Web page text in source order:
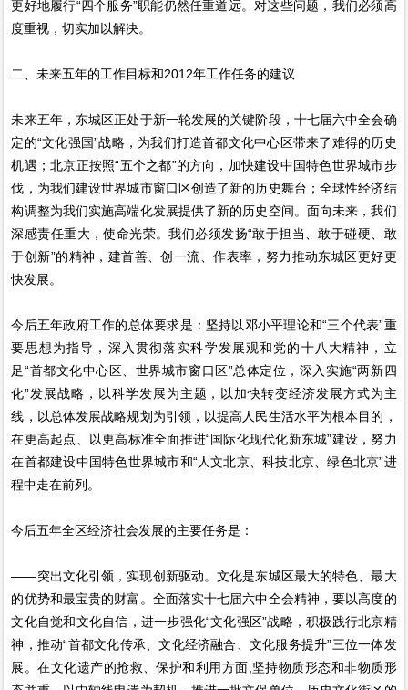
更好地履行“四个服务”职能仍然任重道远。对这些问题，我们必须高
度重视，切实加以解决。
二、未来五年的工作目标和2012年工作任务的建议
未来五年，东城区正处于新一轮发展的关键阶段，十七届六中全会确
定的“文化强国”战略，为我们打造首都文化中心区带来了难得的历史
机遇；北京正按照“五个之都”的方向，加快建设中国特色世界城市步
伐，为我们建设世界城市窗口区创造了新的历史舞台；全球性经济结
构调整为我们实施高端化发展提供了新的历史空间。面向未来，我们
深感责任重大，使命光荣。我们必须发扬“敢于担当、敢于碰硬、敢
于创新”的精神，建首善、创一流、作表率，努力推动东城区更好更
快发展。
今后五年政府工作的总体要求是：坚持以邓小平理论和“三个代表”重
要思想为指导，深入贯彻落实科学发展观和党的十八大精神，立
足“首都文化中心区、世界城市窗口区”总体定位，深入实施“两新四
化”发展战略，以科学发展为主题，以加快转变经济发展方式为主
线，以总体发展战略规划为引领，以提高人民生活水平为根本目的，
在更高起点、以更高标准全面推进“国际化现代化新东城”建设，努力
在首都建设中国特色世界城市和“人文北京、科技北京、绿色北京”进
程中走在前列。
今后五年全区经济社会发展的主要任务是：
——突出文化引领，实现创新驱动。文化是东城区最大的特色、最大
的优势和最宝贵的财富。全面落实十七届六中全会精神，要以高度的
文化自觉和文化自信，进一步强化“文化强区”战略，积极践行北京精
神，推动“首都文化传承、文化经济融合、文化服务提升”三位一体发
展。在文化遗产的抢救、保护和利用方面,坚持物质形态和非物质形